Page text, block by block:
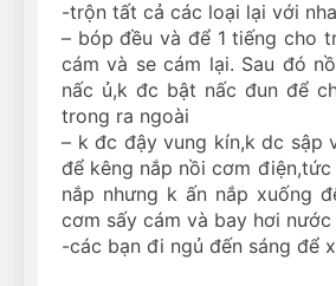
-trộn tất cả các loại lại với
– bóp đều và để 1 tiếng cho
cám và se cám lại. Sau đó
nấc ủ,k đc bật nấc đun để
trong ra ngoài
– k đc đậy vung kín,k dc sập
để kêng nắp nồi cơm
nắp nhưng k ấn nắp xuống
cơm sấy cám và bay hơi nước
-các bạn đi ngủ đến sáng để